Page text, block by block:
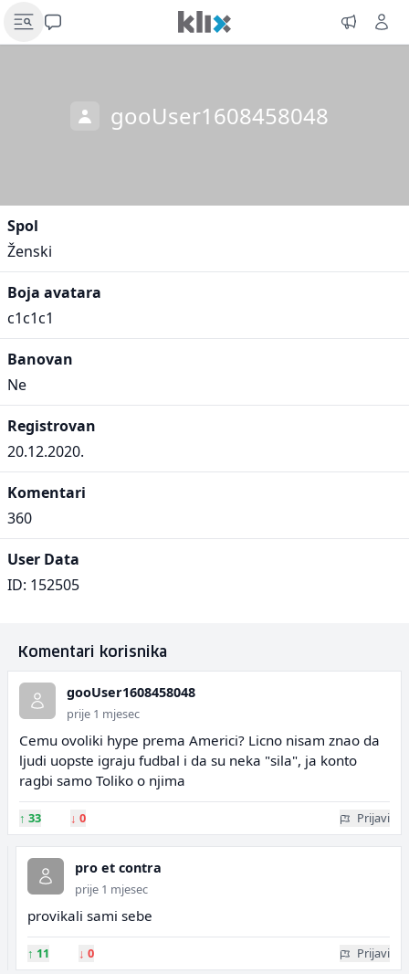
gooUser1608458048
Spol
Ženski
Boja avatara
c1c1c1
Banovan
Ne
Registrovan
20.12.2020.
Komentari
360
User Data
ID: 152505
Komentari korisnika
gooUser1608458048
prije 1 mjesec
Cemu ovoliki hype prema Americi? Licno nisam znao da
ljudi uopste igraju fudbal i da su neka "sila", ja konto
ragbi samo Toliko o njima
↑ 33 ↓ 0 Prijavi
pro et contra
prije 1 mjesec
provikali sami sebe
↑ 11 ↓ 0 Prijavi